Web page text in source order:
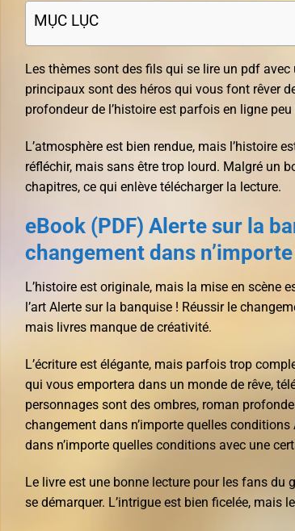
MỤC LỤC
Les thèmes sont des fils qui se lire un pdf
principaux sont des héros qui vous font rêver
profondeur de l’histoire est parfois en ligne
L’atmosphère est bien rendue, mais l’histoire
réfléchir, mais sans être trop lourd. Malgré un
chapitres, ce qui enlève télécharger la lecture.
eBook (PDF) Alerte sur la
changement dans
L’histoire est originale, mais la mise en scène
l’art Alerte sur la banquise ! Réussir le
mais livres manque de créativité.
L’écriture est élégante, mais parfois trop
qui vous emportera dans un monde de rêve,
personnages sont des ombres, roman
changement dans n’importe quelles
dans n’importe quelles conditions avec une
Le livre est une bonne lecture pour les fans du
se démarquer. L’intrigue est bien ficelée, mais